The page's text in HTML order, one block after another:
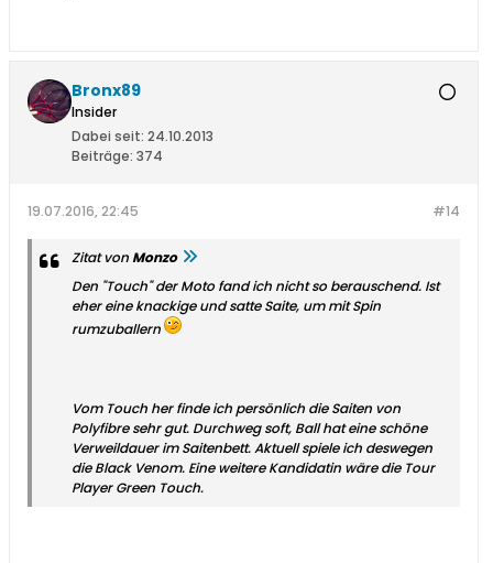
Bronx89
Insider
Dabei seit: 24.10.2013
Beiträge: 374
#14
19.07.2016, 22:45
Zitat vonMonzo
Den "Touch" der Moto fand ich nicht so berauschend. Ist
eher eine knackige und satte Saite, um mit Spin
rumzuballern
Vom Touch her finde ich persönlich die Saiten von
Polyfibre sehr gut. Durchweg soft, Ball hat eine schöne
Verweildauer im Saitenbett. Aktuell spiele ich deswegen
die Black Venom. Eine weitere Kandidatin wäre die Tour
Player Green Touch.